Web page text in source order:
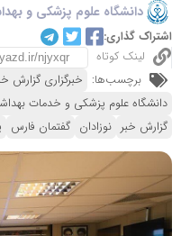
دانشگاه علوم پزشکی و
اشتراک گذاری:
لینک کوتاه
برچسب‌ها: خبرگزاری گزارش
دانشگاه علوم پزشکی و خدمات
گزارش خبر نوزادان گفتمان فارس